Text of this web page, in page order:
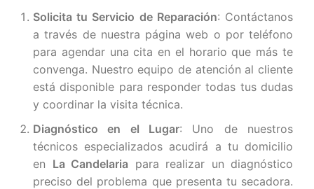
Solicita tu Servicio de Reparación: Contáctanos
a través de nuestra página web o por teléfono
para agendar una cita en el horario que más te
convenga. Nuestro equipo de atención al cliente
está disponible para responder todas tus dudas
y coordinar la visita técnica.
Diagnóstico en el Lugar: Uno de nuestros
técnicos especializados acudirá a tu domicilio
en La Candelaria para realizar un diagnóstico
preciso del problema que presenta tu secadora.